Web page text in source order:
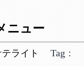
ニュー
ライト Tag ：